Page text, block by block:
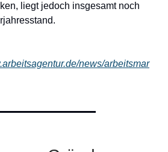
liegt jedoch insgesamt noch
news/arbeitsmar